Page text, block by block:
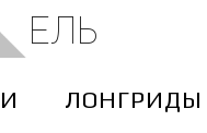
ЕЛЬ
ЛОНГРИДЫ